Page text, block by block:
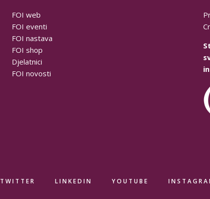
FOI web
FOI eventi
FOI nastava
FOI shop
Djelatnici
FOI novosti
TWITTER LINKEDIN YOUTUBE